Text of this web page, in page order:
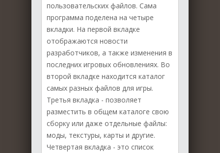
пользовательских файлов. Сама
программа поделена на четыре
вкладки. На первой вкладке
отображаются новости
разработчиков, а также изменения в
последних игровых обновлениях. Во
второй вкладке находится каталог
самых разных файлов для игры.
Третья вкладка - позволяет
разместить в общем каталоге свою
сборку или даже отдельные файлы:
моды, текстуры, карты и другие.
Четвертая вкладка - это список